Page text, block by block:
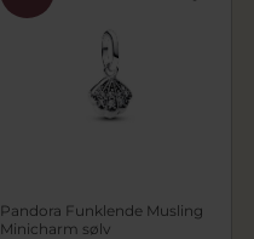
Pandora Funklende Musling
Minicharm sølv